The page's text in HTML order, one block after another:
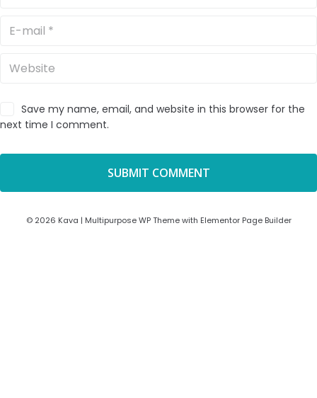
Save my name, email, and website in this browser for the
next time I comment.
© 2026 Kava | Multipurpose WP Theme with Elementor Page Builder